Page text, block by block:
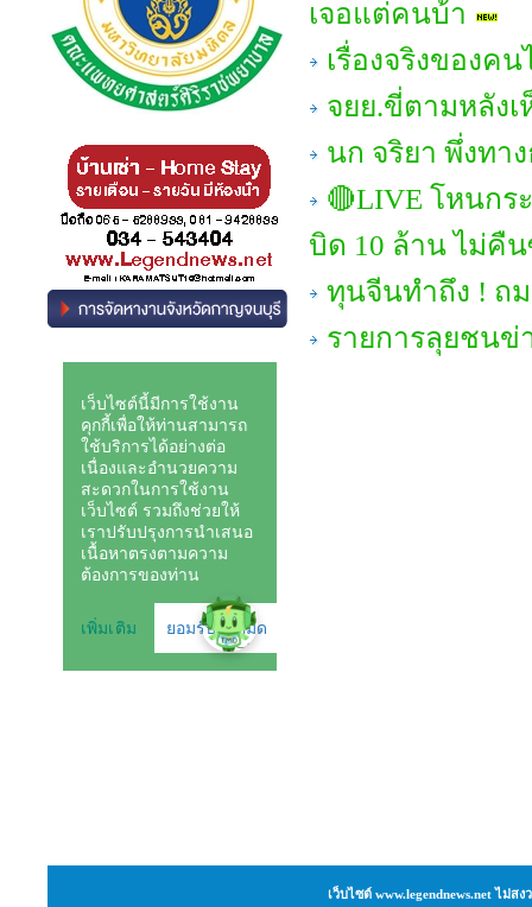
เจอแต่คนบ้า
เรื่องจริงของค
จยย.ขี่ตามหลัง
นก จริยา พึ่งทา
🔴LIVE โหนกร
บิด 10 ล้าน ไม่คื
ทุนจีนทำถึง ! ถ
รายการลุยชนข่
เว็บไซต์ www.legendnews.net ไม่